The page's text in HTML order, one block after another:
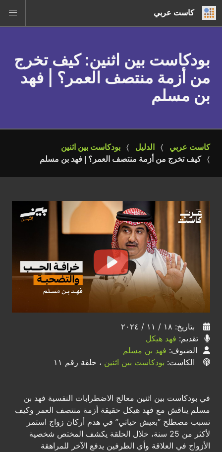
كاست عربي
بودكاست بين اثنين: كيف تخرج
من أزمة منتصف العمر؟ | فهد
بن مسلم
كاست عربي الدليل
بودكاست بين اثنين
كيف تخرج من أزمة منتصف العمر؟ | فهد بن مسلم
بتاريخ: ١٨ / ١١ / ٢٠٢٤
تقديم: فهد هيكل
الضيوف: فهد بن مسلم
الكاست: بودكاست بين اثنين ، حلقة رقم ١١
في بودكاست بين اثنين معالج الاضطرابات النفسية فهد بن
مسلم يناقش مع فهد هيكل حقيقة أزمة منتصف العمر وكيف
تسبب مصطلح “بعيش حياتي” في هدم أركان زواج استمر
لأكثر من 25 سنة، خلال الحلقة يكشف المختص شخصية
الأزواج في العلاقة وأي الطرفين يدفع الآخر للمراهقة